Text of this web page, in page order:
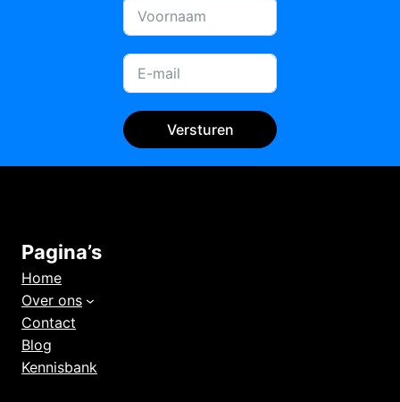
Versturen
Pagina’s
Home
Over ons
Contact
Blog
Kennisbank